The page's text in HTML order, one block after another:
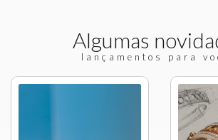
Algumas
lançamentos para